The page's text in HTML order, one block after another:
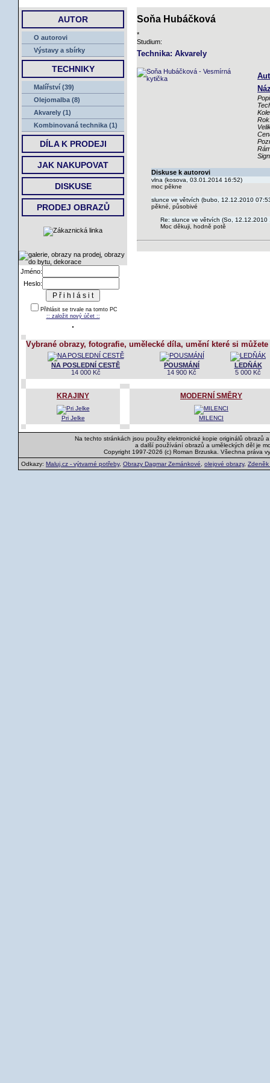
AUTOR
O autorovi
Výstavy a sbírky
TECHNIKY
Malířství (39)
Olejomalba (8)
Akvarely (1)
Kombinovaná technika (1)
DÍLA K PRODEJI
JAK NAKUPOVAT
DISKUSE
PRODEJ OBRAZŮ
Jméno:
Heslo:
Přihlásit se trvale na tomto PC
:: založit nový účet ::
Soňa Hubáčková
*
Studium:
Technika: Akvarely
Diskuse k autorovi
vlna (kosova, 03.01.2014 16:52)
moc pěkne
slunce ve větvích (bubo, 12.12.2010
pěkné, působivé
Re: slunce ve větvích (So, 12.12.2010
Moc děkuji, hodně potě
Vybrané obrazy, fotografie, umělecké díla, umění které si
NA POSLEDNÍ CESTĚ
14 000 Kč
POUSMÁNÍ
14 900 Kč
LEDŇÁK
5 000 Kč
KRAJINY
Pri Jelke
MODERNÍ SMĚRY
MILENCI
Na techto stránkách jsou použity elektronické kopie originálů obrazů
a další používání obrazů a uměleckých děl je
Copyright 1997-2026 (c) Roman Brzuska. Všechna práva
Odkazy: Maluj.cz - výtvarné potřeby, Obrazy Dagmar Zemánkové olejové obrazy, Zdeněk